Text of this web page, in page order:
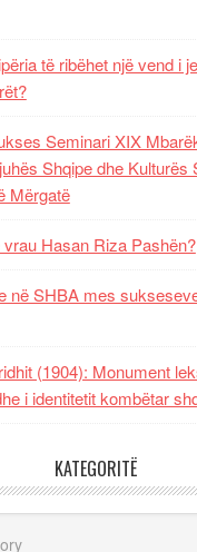
të ribëhet një vend i
Seminari XIX
Shqipe dhe Kulturës
Mërgatë
Hasan Riza Pashën?
në SHBA mes
(1904): Monument
i identitetit kombëtar
KATEGORITË